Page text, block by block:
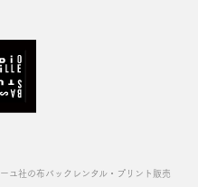
ユ社の布バックレンタル・プリント販売